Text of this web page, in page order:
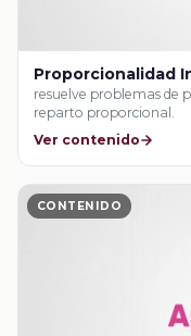
Proporcionalidad
resuelve problemas de
reparto proporcional.
Ver contenido
CONTENIDO